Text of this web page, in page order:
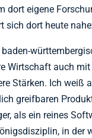
dort eigene
sich dort heute
baden-
Wirtschaft auch
Stärken. Ich weiß
greifbaren
als ein reines
in der